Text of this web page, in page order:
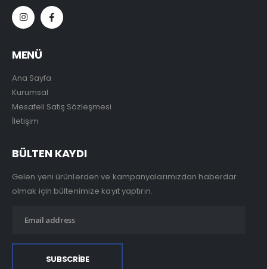
MENÜ
Ana Sayfa
Kurumsal
Mesafeli Satış Sözleşmesi
İletişim
BÜLTEN KAYDI
Gelen yeni ürünlerden ve kampanyalarımızdan haberdar
olmak için bültenimize kayıt yaptırın.